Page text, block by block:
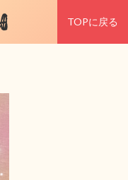
TOPに戻る